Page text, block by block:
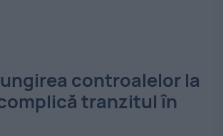
controalelor la
tranzitul în